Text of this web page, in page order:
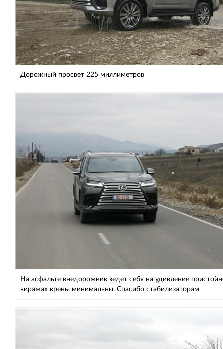
Дорожный просвет 225 миллиметров
На асфальте внедорожник ведет себя на удивление
виражах крены минимальны. Спасибо стабилизаторам